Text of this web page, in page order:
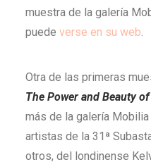
muestra de la galería
puede verse en su web.
Otra de las primeras
The Power and Beauty
más de la galería
artistas de la 31ª
otros, del londinense